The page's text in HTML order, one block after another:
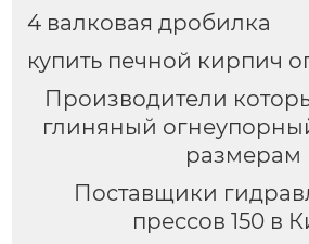
4 валковая дробилка
купить печной кирпич
Производители
глиняный
размерам
Поставщики
прессов 150 в